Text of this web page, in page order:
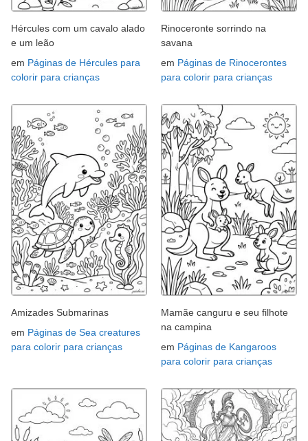
Hércules com um cavalo alado
e um leão
em Páginas de Hércules para
colorir para crianças
Rinoceronte sorrindo na
savana
em Páginas de Rinocerontes
para colorir para crianças
Amizades Submarinas
em Páginas de Sea creatures
para colorir para crianças
Mamãe canguru e seu filhote
na campina
em Páginas de Kangaroos
para colorir para crianças